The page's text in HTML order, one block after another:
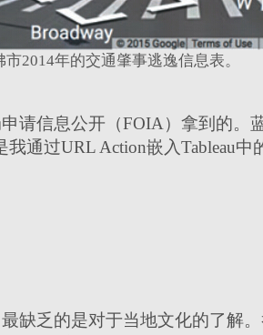
市2014年的交通肇事逃逸信息表。
请信息公开（FOIA）拿到的。
通过URL Action嵌入Tableau
缺乏的是对于当地文化的了解